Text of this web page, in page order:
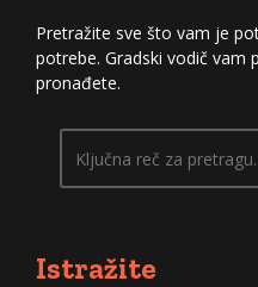
Pretražite sve što vam je
potrebe. Gradski vodič vam
pronađete.
Istražite